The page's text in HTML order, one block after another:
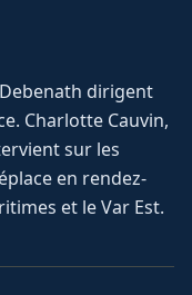
dirigent
Charlotte Cauvin,
sur les
en rendez-
et le Var Est.